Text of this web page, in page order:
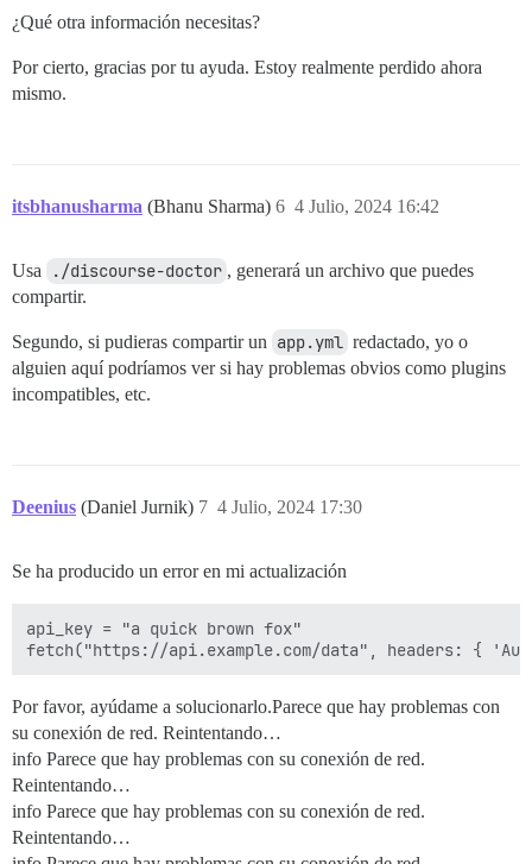
¿Qué otra información necesitas?
Por cierto, gracias por tu ayuda. Estoy realmente perdido ahora
mismo.
itsbhanusharma (Bhanu Sharma) 4 Julio, 2024 16:42
6
Usa ./discourse-doctor , generará un archivo que puedes
compartir.
Segundo, si pudieras compartir un app.yml redactado, yo o
alguien aquí podríamos ver si hay problemas obvios como plugins
incompatibles, etc.
Deenius (Daniel Jurnik) 4 Julio, 2024 17:30
7
Se ha producido un error en mi actualización
api_key = "a quick brown fox"
Por favor, ayúdame a solucionarlo.Parece que hay problemas con
su conexión de red. Reintentando…
info Parece que hay problemas con su conexión de red.
Reintentando…
info Parece que hay problemas con su conexión de red.
Reintentando…